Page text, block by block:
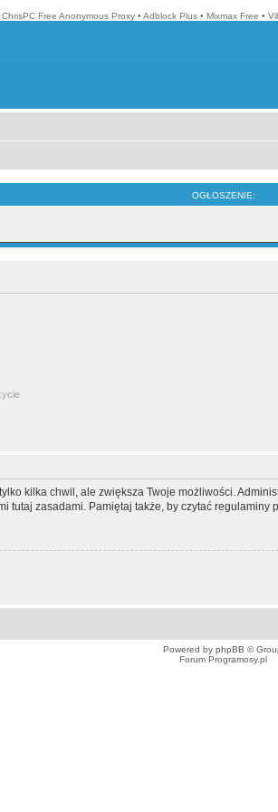
ChrisPC Free Anonymous Proxy • Adblock Plus • Mixmax Free •
OGŁOSZENIE:
kilka chwil, ale zwiększa Twoje możliwości.
zasadami. Pamiętaj także, by czytać regulaminy
Powered by phpBB ©
Forum Programosy.pl